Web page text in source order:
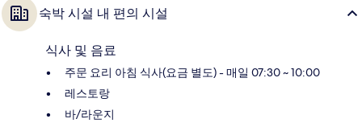
숙박 시설 내 편의 시설
식사 및 음료
주문 요리 아침 식사(요금 별도) - 매일 07:30 ~ 10:00
레스토랑
바/라운지